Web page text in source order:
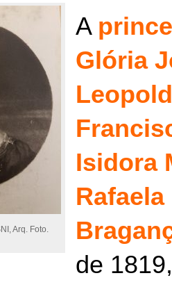
Arq. Foto.
A
Glória
Isidora
de